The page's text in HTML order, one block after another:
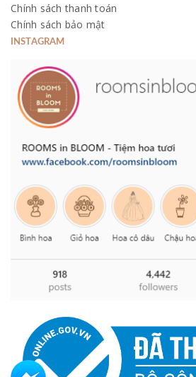
Chính sách thanh toán
Chính sách bảo mật
INSTAGRAM